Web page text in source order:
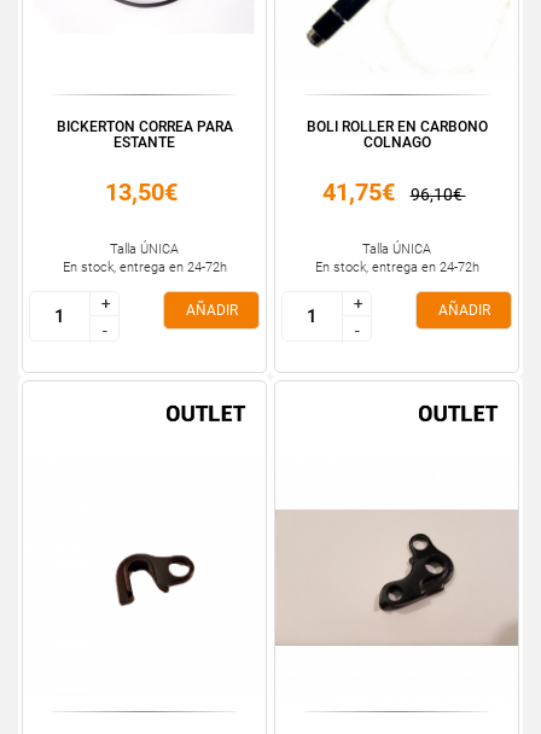
BICKERTON CORREA PARA
ESTANTE
13,50€
Talla ÚNICA
En stock, entrega en 24-72h
+
-
+
-
AÑADIR
BOLI ROLLER EN CARBONO
COLNAGO
41,75€ 96,10€
Talla ÚNICA
En stock, entrega en 24-72h
+
-
+
-
AÑADIR